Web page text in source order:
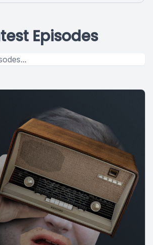
Episodes